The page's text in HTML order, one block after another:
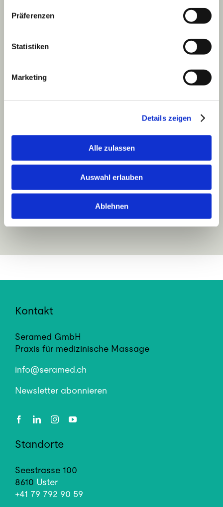
Präferenzen
Statistiken
Marketing
Details zeigen
Alle zulassen
Auswahl erlauben
Ablehnen
Lisa Lacentra
Kontakt
Seramed GmbH
Praxis für medizinische Massage
info@seramed.ch
Newsletter abonnieren
Standorte
Seestrasse 100
8610 Uster
+41 79 792 90 59